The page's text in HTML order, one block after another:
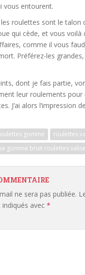
vous entourent.
roulettes sont le talon
qui cède, et vous voilà
comme il vous
Préférez-les
dont je fais partie,
leur roulements pour
J’ai alors l’impression
gomme
roulettes
gomme bruit roulettes valise
ne sera pas publiée.
avec *